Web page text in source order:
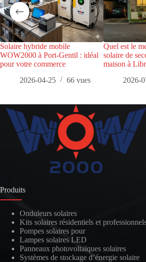
Solaire hybride mobile
WOW2000 à Port-Gentil : idéal
pour votre commerce
2026-04-25
66 vues
Quel est le
solaire de
maison à
2026-
Produits
Onduleurs solaires
Kits solaires résidentiels et
Pompes solaires pour
Lampes solaires LED
Panneaux photovoltaïques solaires
Systèmes de stockage d’énergie solaire